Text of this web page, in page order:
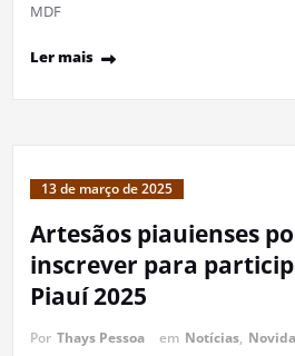
MDF
Ler mais
13 de março de 2025
Artesãos piauienses
inscrever para
Piauí 2025
Por Thays Pessoa em Notícias,